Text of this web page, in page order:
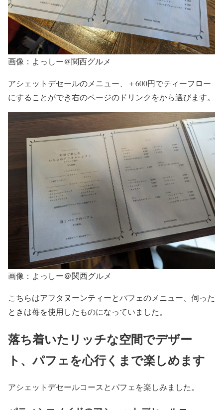
画像：よっしー@関西グルメ
アシェットデセールのメニュー、＋600円でティーフロー
にすることができ右のページのドリンクをから選びます。
画像：よっしー＠関西グルメ
こちらはアフタヌーンティーとパフェのメニュー、伺った
ときは苺を使用したものになっていました。
落ち着いたリッチな空間でデザー
ト、パフェを心行くまで楽しめます
アシェットデセールコースとパフェを楽しみました。